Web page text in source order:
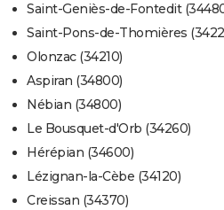
Saint-Geniès-de-Fontedit
Saint-Pons-de-Thomières
Olonzac (34210)
Aspiran (34800)
Nébian (34800)
Le Bousquet-d'Orb (34260)
Hérépian (34600)
Lézignan-la-Cèbe (34120)
Creissan (34370)